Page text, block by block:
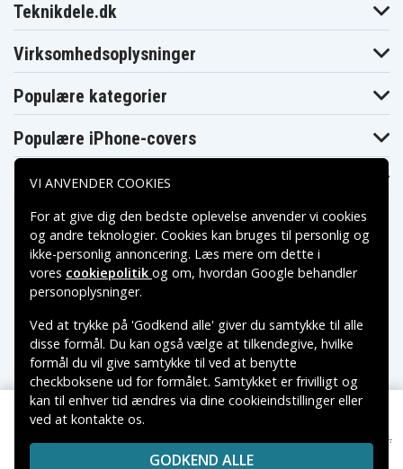
85 kr.
Teknikdele.dk
Virksomhedsoplysninger
Populære kategorier
Populære iPhone-covers
Populære Samsung-covers
Betalingsmuligheder
Leveringsmuligheder
Copyright © 2026, Spares Nordic AB
VAREMÆRKER NÆVNT PÅ DETTE WEB TILHØRER DE
RESPEKTIVE VAREMÆRKERS-EJER.
VI ANVENDER COOKIES
For at give dig den bedste oplevelse anvender vi cookies
og andre teknologier. Cookies kan bruges til personlig og
ikke-personlig annoncering. Læs mere om dette i
vores cookiepolitik og om, hvordan Google behandler
personoplysninger.
Ved at trykke på 'Godkend alle' giver du samtykke til alle
disse formål. Du kan også vælge at tilkendegive, hvilke
formål du vil give samtykke til ved at benytte
checkboksene ud for formålet. Samtykket er frivilligt og
kan til enhver tid ændres via dine cookieindstillinger eller
ved at kontakte os.
GODKEND ALLE